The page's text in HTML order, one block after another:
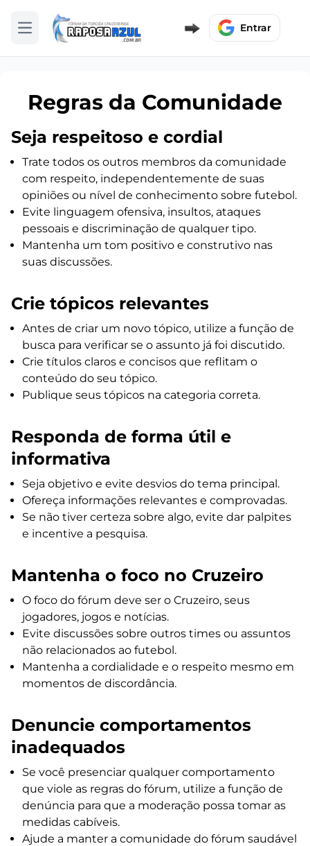
Abrir menu Entrar
Regras da Comunidade
Seja respeitoso e cordial
Trate todos os outros membros da comunidade
com respeito, independentemente de suas
opiniões ou nível de conhecimento sobre futebol.
Evite linguagem ofensiva, insultos, ataques
pessoais e discriminação de qualquer tipo.
Mantenha um tom positivo e construtivo nas
suas discussões.
Crie tópicos relevantes
Antes de criar um novo tópico, utilize a função de
busca para verificar se o assunto já foi discutido.
Crie títulos claros e concisos que reflitam o
conteúdo do seu tópico.
Publique seus tópicos na categoria correta.
Responda de forma útil e
informativa
Seja objetivo e evite desvios do tema principal.
Ofereça informações relevantes e comprovadas.
Se não tiver certeza sobre algo, evite dar palpites
e incentive a pesquisa.
Mantenha o foco no Cruzeiro
O foco do fórum deve ser o Cruzeiro, seus
jogadores, jogos e notícias.
Evite discussões sobre outros times ou assuntos
não relacionados ao futebol.
Mantenha a cordialidade e o respeito mesmo em
momentos de discordância.
Denuncie comportamentos
inadequados
Se você presenciar qualquer comportamento
que viole as regras do fórum, utilize a função de
denúncia para que a moderação possa tomar as
medidas cabíveis.
Ajude a manter a comunidade do fórum saudável